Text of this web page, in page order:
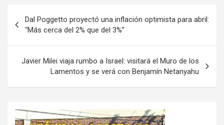
de
entradas
Dal Poggetto proyectó una inflación optimista para abril:
“Más cerca del 2% que del 3%”
Javier Milei viaja rumbo a Israel: visitará el Muro de los
Lamentos y se verá con Benjamín Netanyahu